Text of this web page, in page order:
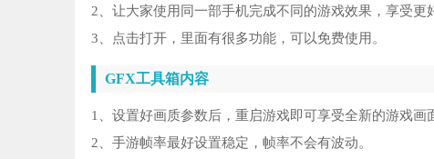
2、让大家使用同一部手机完成不同的游戏效果，享受更
3、点击打开，里面有很多功能，可以免费使用。
GFX工具箱内容
1、设置好画质参数后，重启游戏即可享受全新的游戏画
2、手游帧率最好设置稳定，帧率不会有波动。